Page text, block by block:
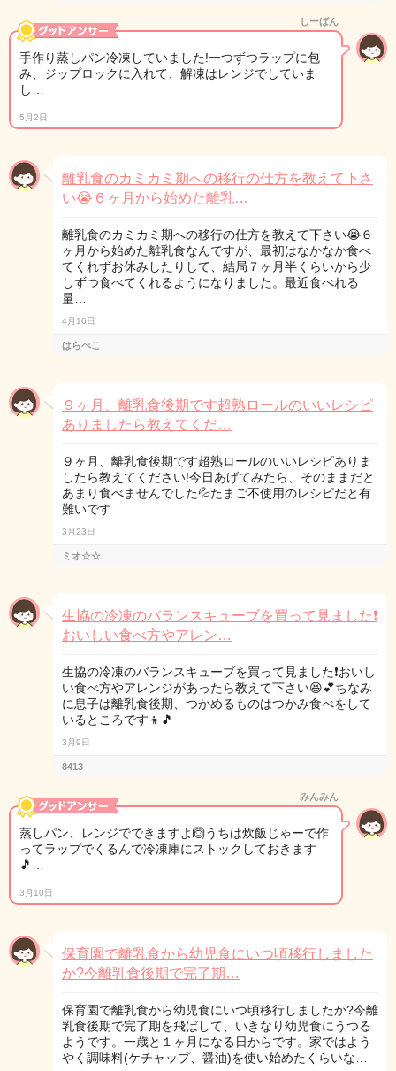
しーばん
手作り蒸しパン冷凍していました!一つずつラップに包
み、ジップロックに入れて、解凍はレンジでしていま
し…
5月2日
離乳食のカミカミ期への移行の仕方を教えて下さ
い😭６ヶ月から始めた離乳…
離乳食のカミカミ期への移行の仕方を教えて下さい😭６
ヶ月から始めた離乳食なんですが、最初はなかなか食べ
てくれずお休みしたりして、結局７ヶ月半くらいから少
しずつ食べてくれるようになりました。最近食べれる
量…
4月16日
はらぺこ
９ヶ月、離乳食後期です超熟ロールのいいレシピ
ありましたら教えてくだ…
９ヶ月、離乳食後期です超熟ロールのいいレシピありま
したら教えてください!今日あげてみたら、そのままだと
あまり食べませんでした💦たまご不使用のレシピだと有
難いです
3月23日
ミオ☆☆
生協の冷凍のバランスキューブを買って見ました❗
おいしい食べ方やアレン…
生協の冷凍のバランスキューブを買って見ました❗おいし
い食べ方やアレンジがあったら教えて下さい😆💕ちなみ
に息子は離乳食後期、つかめるものはつかみ食べをして
いるところです👦🎵
3月9日
8413
みんみん
蒸しパン、レンジでできますよ🙆うちは炊飯じゃーで作
ってラップでくるんで冷凍庫にストックしておきます
🎵…
3月10日
保育園で離乳食から幼児食にいつ頃移行しました
か?今離乳食後期で完了期…
保育園で離乳食から幼児食にいつ頃移行しましたか?今離
乳食後期で完了期を飛ばして、いきなり幼児食にうつる
ようです。一歳と１ヶ月になる日からです。家ではよう
やく調味料(ケチャップ、醤油)を使い始めたくらいな…